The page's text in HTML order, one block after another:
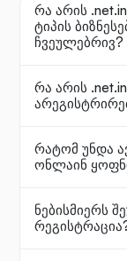
რა არის
ტიპის
ჩვეულებრივ?
რა არის
რატომ უნდა
ონლაინ
ნებისმიერს